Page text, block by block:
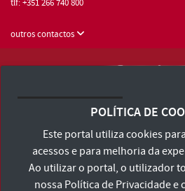
outros contactos
Consulte os Termos e Condições e
Declaração de
POLÍTICA DE
Este portal utiliza cookies
acessos e para melhoria da
Ao utilizar o portal, o utilizador
nossa Política de Privacidadee